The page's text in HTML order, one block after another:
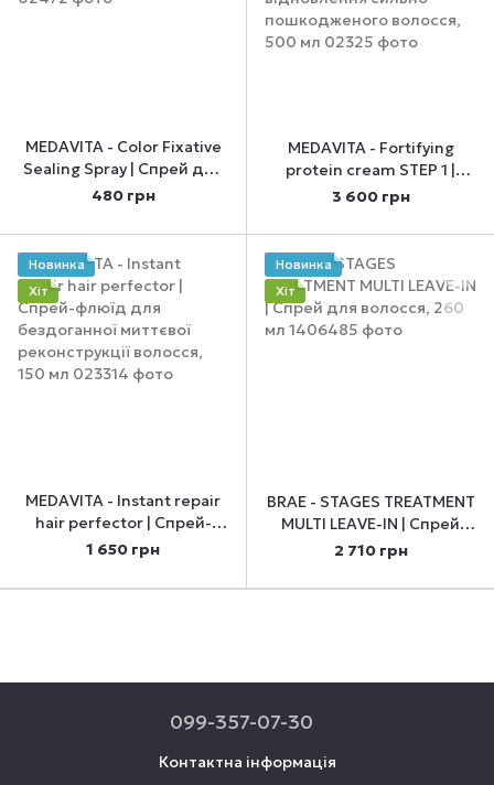
MEDAVITA - Color Fixative
Sealing Spray | Спрей для
ущільнення кольорової
480 грн
MEDAVITA - Fortifying
protein cream STEP 1 |
Крем протеїновий
відновлення сильно
пошкодженого волосся,
500 мл
3 600 грн
Новинка
Хіт
MEDAVITA - Instant repair
hair perfector | Спрей-
флюїд для бездоганної
волосся, 150 мл
1 650 грн
Новинка
Хіт
BRAE - STAGES TREATMENT
MULTI LEAVE-IN | Спрей
для волосся, 260 мл
2 710 грн
099-357-07-30
Контактна інформація